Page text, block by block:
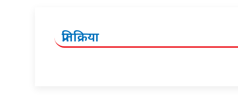
प्रतिक्रिया